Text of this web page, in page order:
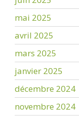
mai 2025
avril 2025
mars 2025
janvier 2025
décembre 2024
novembre 2024